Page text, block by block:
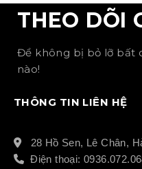
THEO DÕI
Để không bị bỏ lỡ bất
nào!
THÔNG TIN LIÊN HỆ
28 Hồ Sen, Lê Chân,
Điện thoại: